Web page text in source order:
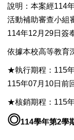
說明：本案經114
活動補助審查小組
114年12月29日簽
依據本校高等教育
★執行期程：115
115年07月10日前
★核銷期程：115
◎114學年第2學